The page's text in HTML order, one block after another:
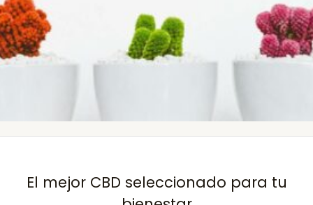
El mejor CBD seleccionado para tu